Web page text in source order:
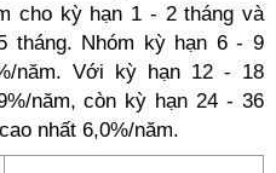
cho kỳ hạn 1 - 2 tháng và
tháng. Nhóm kỳ hạn 6 - 9
năm. Với kỳ hạn 12 - 18
năm, còn kỳ hạn 24 - 36
nhất 6,0%/năm.